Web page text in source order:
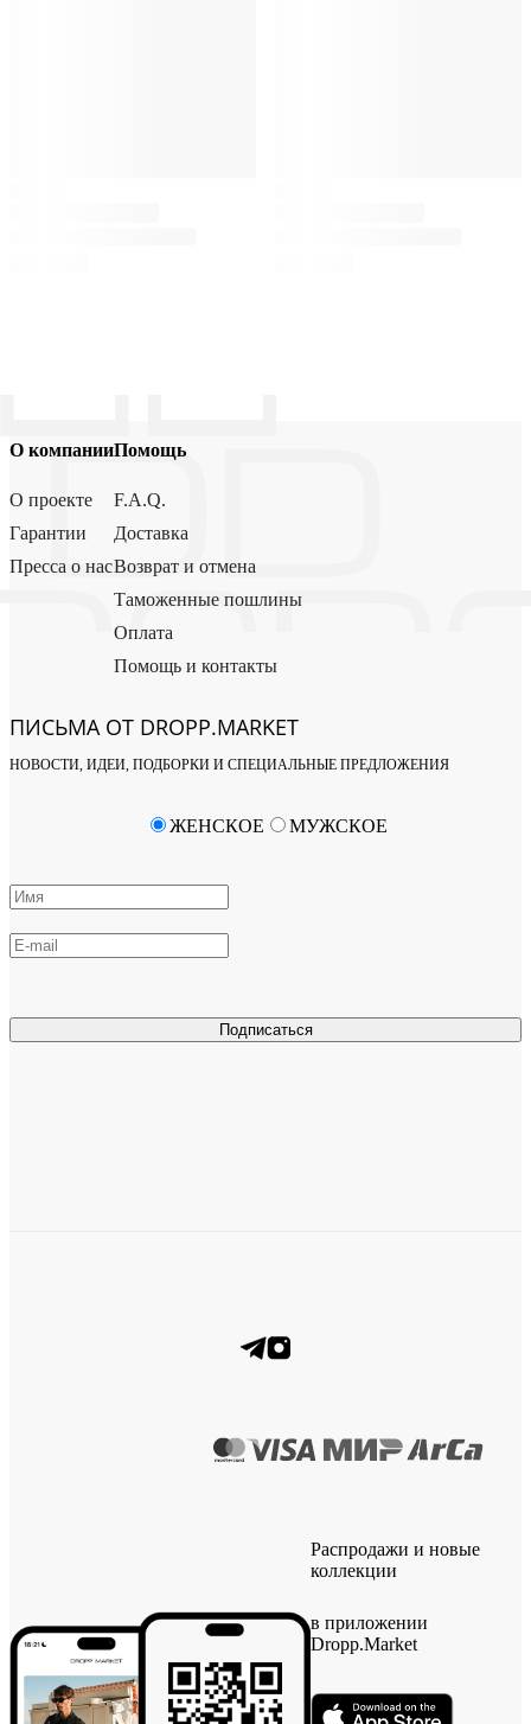
О компании
О проекте
Гарантии
Пресса о нас
Помощь
F.A.Q.
Доставка
Возврат и отмена
Таможенные пошлины
Оплата
Помощь и контакты
ПИСЬМА ОТ DROPP.MARKET
НОВОСТИ, ИДЕИ, ПОДБОРКИ И СПЕЦИАЛЬНЫЕ ПРЕДЛОЖЕНИЯ
Подписаться
ЖЕНСКОЕ МУЖСКОЕ
Распродажи и новые
коллекции
в приложении
Dropp.Market